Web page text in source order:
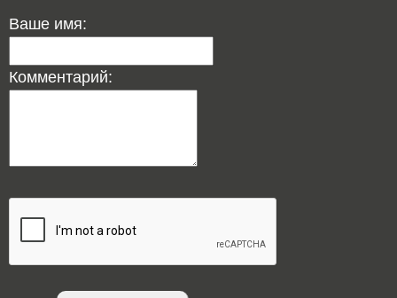
Ваше имя:
Комментарий: